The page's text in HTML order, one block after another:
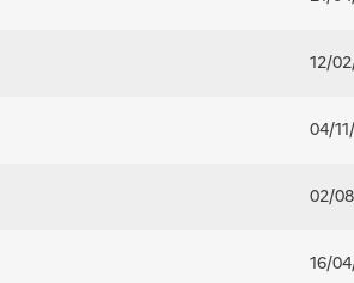
12/
04/
02/
16/